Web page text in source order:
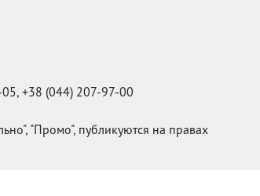
+38 (044) 207-97-00
"Промо", публикуются на правах